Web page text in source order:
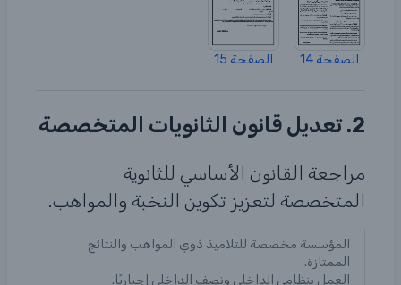
الصفحة 14 الصفحة 15
2. تعديل قانون الثانويات المتخصصة
مراجعة القانون الأساسي للثانوية
المتخصصة لتعزيز تكوين النخبة والمواهب.
المؤسسة مخصصة للتلاميذ ذوي المواهب والنتائج
الممتازة.
العمل بنظامي الداخلي ونصف الداخلي إجباريًا.